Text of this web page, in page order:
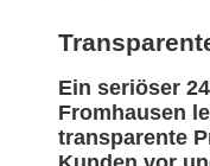
Ein seriöser
Fromhausen
transparente